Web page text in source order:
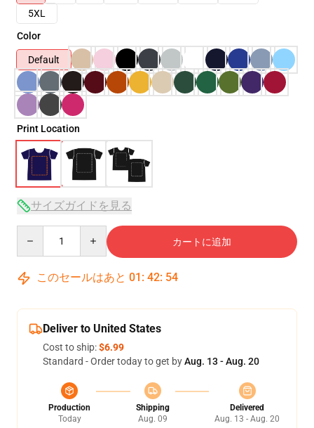
5XL
Color
Default
Print Location
サイズガイドを見る
カートに追加
このセールはあと 01 : 42: 54
Deliver to United States
Cost to ship:$6.99
Standard - Order today to get byAug. 13 - Aug. 20
Production
Today
Shipping
Aug. 09
Delivered
Aug. 13 - Aug. 20